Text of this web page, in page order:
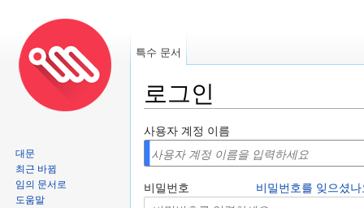
로그인
사용자 계정 이름
비밀번호 비밀번호를 잊으셨
특수 문서
대문
최근 바뀜
임의 문서로
도움말